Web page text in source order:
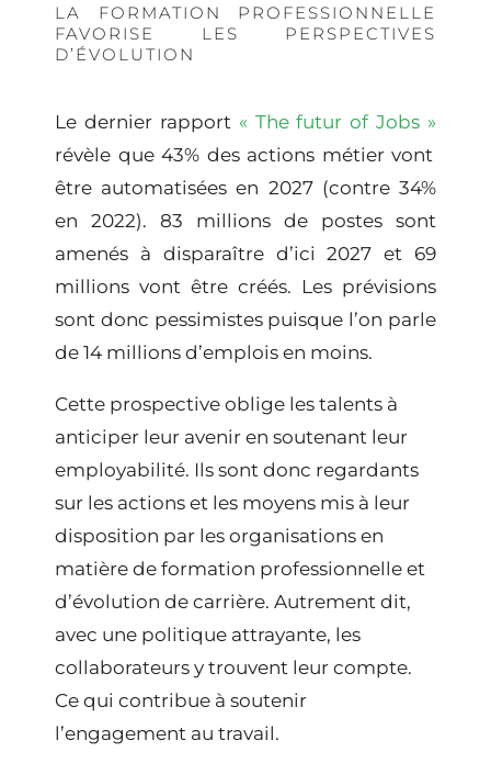
LA FORMATION PROFESSIONNELLE
FAVORISE LES PERSPECTIVES
D’ÉVOLUTION
Le dernier rapport « The futur of Jobs »
révèle que 43% des actions métier vont
être automatisées en 2027 (contre 34%
en 2022). 83 millions de postes sont
amenés à disparaître d’ici 2027 et 69
millions vont être créés. Les prévisions
sont donc pessimistes puisque l’on parle
de 14 millions d’emplois en moins.
Cette prospective oblige les talents à
anticiper leur avenir en soutenant leur
employabilité. Ils sont donc regardants
sur les actions et les moyens mis à leur
disposition par les organisations en
matière de formation professionnelle et
d’évolution de carrière. Autrement dit,
avec une politique attrayante, les
collaborateurs y trouvent leur compte.
Ce qui contribue à soutenir
l’engagement au travail.